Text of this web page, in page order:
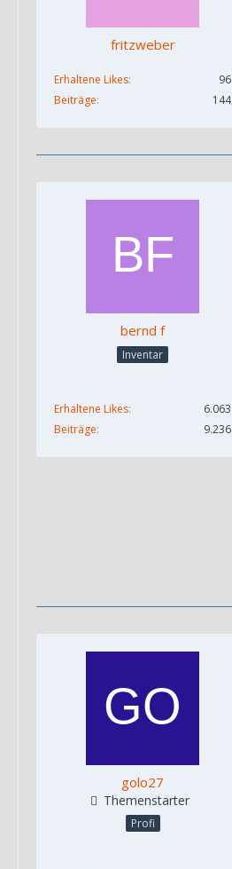
fritzweber
Erhaltene Likes
96
Beiträge
144
bernd f
Inventar
Erhaltene Likes
6.063
Beiträge
9.236
golo27
Themenstarter
Profi